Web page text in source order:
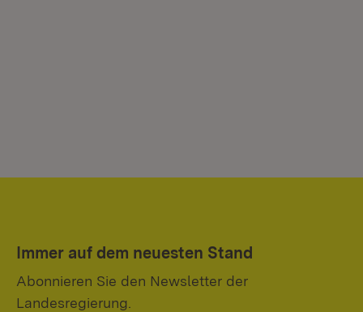
Immer auf dem neuesten Stand
Abonnieren Sie den Newsletter der
Landesregierung.